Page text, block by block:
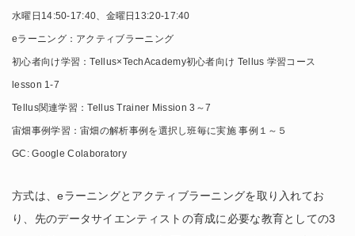
水曜日14:50-17:40、金曜日13:20-17:40
eラーニング：アクティブラーニング
初心者向け学習：Tellus×TechAcademy初心者向け Tellus 学習コース
lesson 1-7
Tellus関連学習：Tellus Trainer Mission 3～7
宙畑事例学習：宙畑の解析事例を選択し班毎に実施 事例１～５
GC: Google Colaboratory
方式は、eラーニングとアクティブラーニングを取り入れてお
り、先のデータサイエンティストの育成に必要な教育としての3